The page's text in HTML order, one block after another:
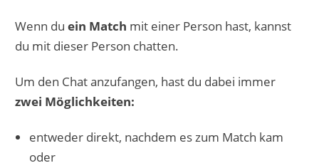
Wenn du ein Match mit einer Person hast, kannst
du mit dieser Person chatten.
Um den Chat anzufangen, hast du dabei immer
zwei Möglichkeiten:
entweder direkt, nachdem es zum Match kam
oder